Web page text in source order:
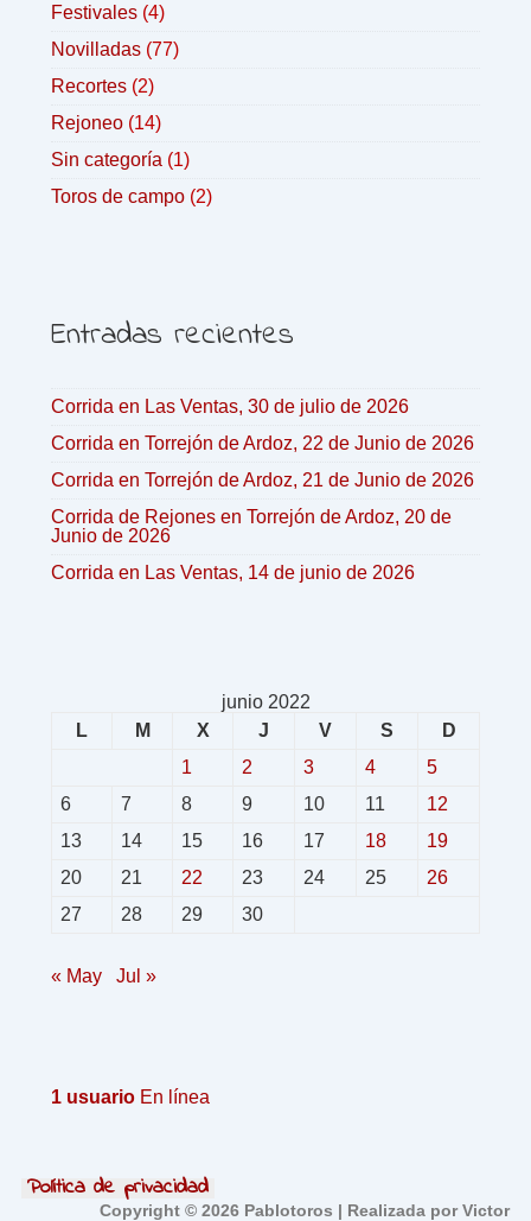
Festivales (4)
Novilladas (77)
Recortes (2)
Rejoneo (14)
Sin categoría (1)
Toros de campo (2)
Entradas recientes
Corrida en Las Ventas, 30 de julio de 2026
Corrida en Torrejón de Ardoz, 22 de Junio de 2026
Corrida en Torrejón de Ardoz, 21 de Junio de 2026
Corrida de Rejones en Torrejón de Ardoz, 20 de
Junio de 2026
Corrida en Las Ventas, 14 de junio de 2026
junio 2022
L
M X J V S
D
1
2 3 4
5
6
7 8 9 10 11
12
13
14 15 16 17 18
19
20
21 22 23 24 25
26
27
28 29 30
« May Jul »
1 usuario En línea
Política de privacidad
Copyright © 2026 Pablotoros | Realizada por Victor